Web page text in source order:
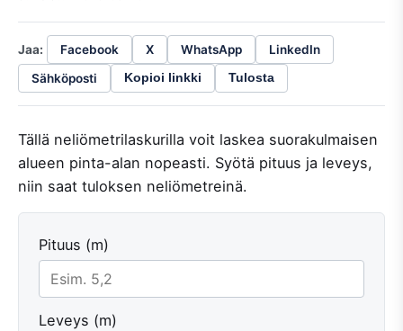
Jaa: Facebook X WhatsApp
LinkedIn
Sähköposti
Kopioi linkki Tulosta
Tällä neliömetrilaskurilla voit laskea suorakulmaisen
alueen pinta-alan nopeasti. Syötä pituus ja leveys,
niin saat tuloksen neliömetreinä.
Pituus (m)
Leveys (m)